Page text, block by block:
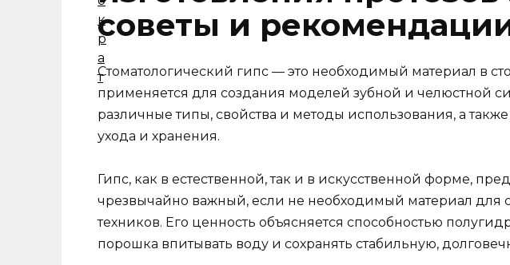
советы и
Стоматологический гипс — это необходимый материал в
применяется для создания моделей зубной и челюстной
различные типы, свойства и методы использования, а
ухода и хранения.
Гипс, как в естественной, так и в искусственной форме,
чрезвычайно важный, если не необходимый материал для
техников. Его ценность объясняется способностью
порошка впитывать воду и сохранять стабильную,